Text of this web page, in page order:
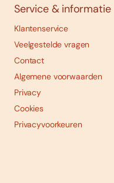
Service & informatie
Klantenservice
Veelgestelde vragen
Contact
Algemene voorwaarden
Privacy
Cookies
Privacyvoorkeuren